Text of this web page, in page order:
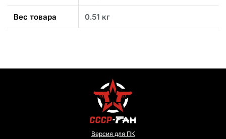
Вес товара 0.51 кг
Версия для ПК